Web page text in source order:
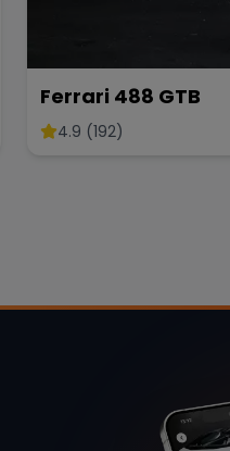
Ferrari 488 GTB
4.9 (192)